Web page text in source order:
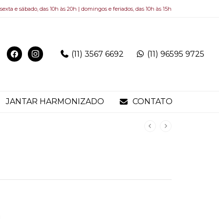
e sábado, das 10h às 20h | domingos e feriados, das 10h às 15h
(11) 3567 6692 (11) 96595 9725
JANTAR HARMONIZADO CONTATO